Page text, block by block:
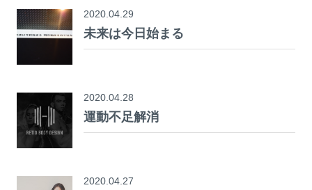
2020.04.29
未来は今日始まる
2020.04.28
運動不足解消
2020.04.27